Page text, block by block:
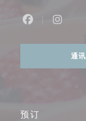
通讯
预订